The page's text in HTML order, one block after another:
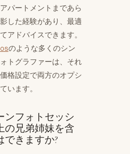
パートメントまであら
した経験があり、最適
アドバイスできます。
のような多くのシン
トグラファーは、それ
格設定で両方のオプシ
います。
ンフォトセッシ
の兄弟姉妹を含
できますか?